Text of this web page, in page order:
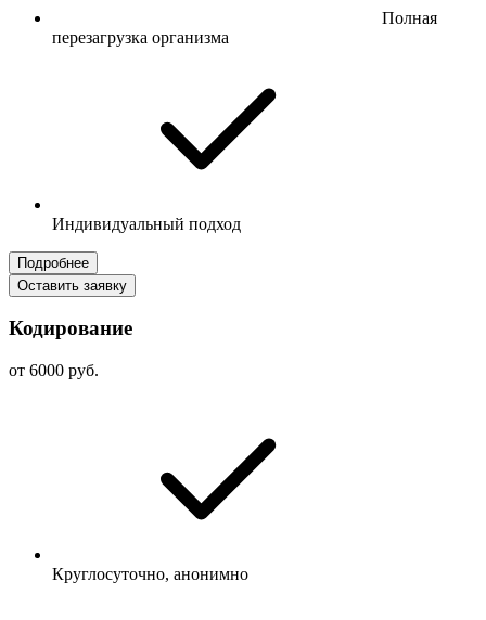
Полная
перезагрузка организма
Индивидуальный подход
Подробнее
Оставить заявку
Кодирование
от 6000 руб.
Круглосуточно, анонимно